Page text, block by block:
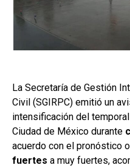
La Secretaría de Gestión
Civil (SGIRPC) emitió un
intensificación del
Ciudad de México durante
acuerdo con el pronóstico
fuertes a muy fuertes,